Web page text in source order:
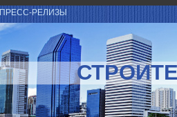
ПРЕСС-РЕЛИЗЫ